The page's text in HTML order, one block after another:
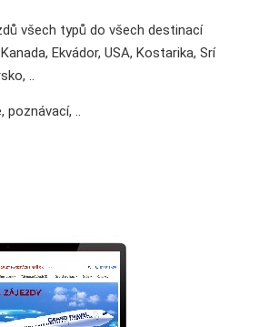
všech typů do všech destinací
Ekvádor, USA, Kostarika, Srí
..
poznávací, ..